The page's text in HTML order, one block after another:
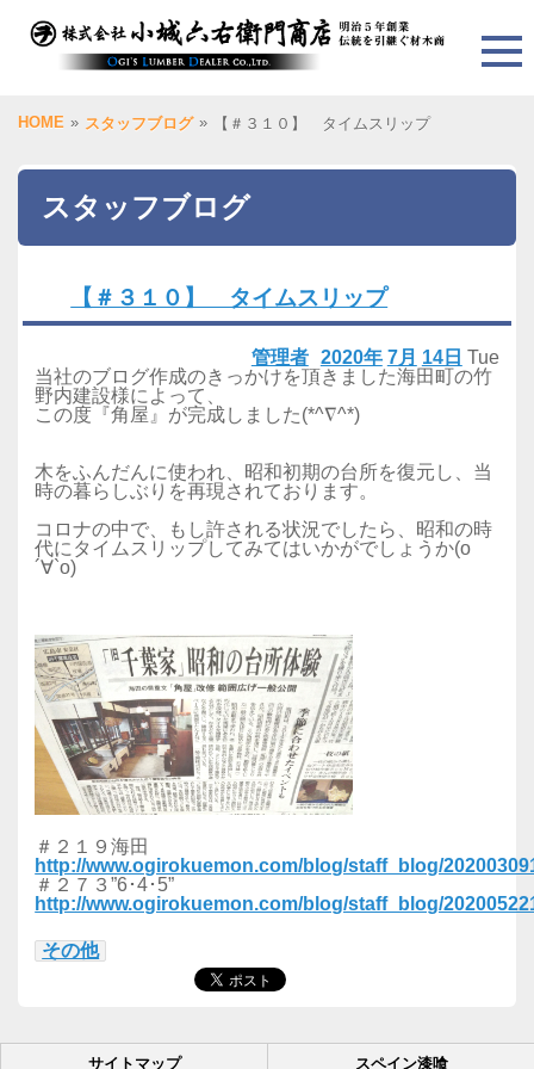
HOME » スタッフブログ » 【＃３１０】 タイムスリップ
スタッフブログ
【＃３１０】 タイムスリップ
2020年 7月 14日 Tue
管理者
当社のブログ作成のきっかけを頂きました海田町の竹
野内建設様によって、
この度『角屋』が完成しました(*^∇^*)
木をふんだんに使われ、昭和初期の台所を復元し、当
時の暮らしぶりを再現されております。
コロナの中で、もし許される状況でしたら、昭和の時
代にタイムスリップしてみてはいかがでしょうか(о
´∀`о)
＃２１９海田
http://www.ogirokuemon.com/blog/staff_blog/
＃２７３”6･4･5”
http://www.ogirokuemon.com/blog/staff_blog/
その他
サイトマップ スペイン漆喰